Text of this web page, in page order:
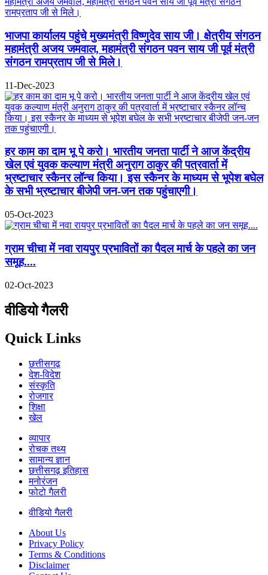
भाजपा कार्यालय पहुंचे मुख्यमंत्री विष्णुदेव साय जी। क्षेत्रीय संगठन
महामंत्री अजय जमवाल, महामंत्री संगठन पवन साय जी पूर्व मंत्री
संगठन रामप्रताप जी से मिले।
11-Dec-2023
हर काम का दाम भू पे करो। भारतीय जनता पार्टी ने आज केंद्रीय
खेल एवं युवक कल्याण मंत्री अनुराग ठाकुर की पत्रवार्ता में
भ्रष्टाचार स्कैनर लॉन्च किया। इस स्कैनर के माध्यम से भूपेश बघेल
के सभी भ्रष्टाचार बीजेपी जन-जन तक पहुंचाएगी।
05-Oct-2023
ग्राम चीचा में नवा रायपुर प्रभावितों का पैदल मार्च के पहले का जन
समूह....
02-Oct-2023
वीडियो गैलरी
Quick Links
छत्तीसगढ़
देश-विदेश
संस्कृति
रोजगार
शिक्षा
खेल
व्यापार
रोचक तथ्य
सामान्य ज्ञान
छत्तीसगढ़ इतिहास
मनोरंजन
फोटो गैलरी
वीडियो गैलरी
About Us
Privacy Policy
Terms & Conditions
Disclaimer